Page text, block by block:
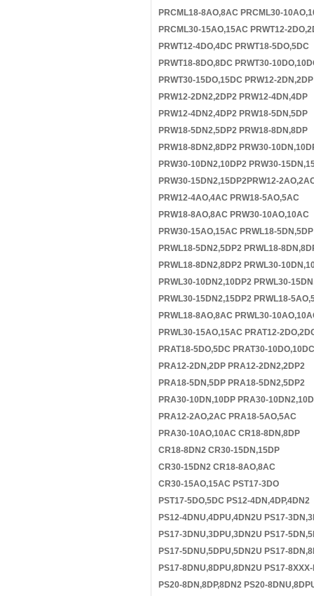
PRCML18-8AO,8AC PRCML30-
PRCML30-15AO,15AC PRWT12-
PRWT12-4DO,4DC PRWT18-5DO,5DC
PRWT18-8DO,8DC PRWT30-
PRWT30-15DO,15DC PRW12-2DN,2DP
PRW12-2DN2,2DP2 PRW12-4DN,4DP
PRW12-4DN2,4DP2 PRW18-5DN,5DP
PRW18-5DN2,5DP2 PRW18-8DN,8DP
PRW18-8DN2,8DP2 PRW30-
PRW30-10DN2,10DP2 PRW30-
PRW30-15DN2,15DP2PRW12-
PRW12-4AO,4AC PRW18-5AO,5AC
PRW18-8AO,8AC PRW30-10AO,10AC
PRW30-15AO,15AC PRWL18-5DN,5DP
PRWL18-5DN2,5DP2 PRWL18-
PRWL18-8DN2,8DP2 PRWL30-
PRWL30-10DN2,10DP2 PRWL30-
PRWL30-15DN2,15DP2 PRWL18-
PRWL18-8AO,8AC PRWL30-
PRWL30-15AO,15AC PRAT12-
PRAT18-5DO,5DC PRAT30-10DO,10DC
PRA12-2DN,2DP PRA12-2DN2,2DP2
PRA18-5DN,5DP PRA18-5DN2,5DP2
PRA30-10DN,10DP PRA30-
PRA12-2AO,2AC PRA18-5AO,5AC
PRA30-10AO,10AC CR18-8DN,8DP
CR18-8DN2 CR30-15DN,15DP
CR30-15DN2 CR18-8AO,8AC
CR30-15AO,15AC PST17-3DO
PST17-5DO,5DC PS12-4DN,4DP,4DN2
PS12-4DNU,4DPU,4DN2U PS17-
PS17-3DNU,3DPU,3DN2U PS17-
PS17-5DNU,5DPU,5DN2U PS17-
PS17-8DNU,8DPU,8DN2U PS17-8XXX-
PS20-8DN,8DP,8DN2 PS20-